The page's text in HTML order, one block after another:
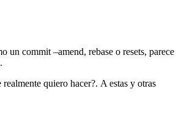
un commit –amend, rebase o resets, parece
quiero hacer?. A estas y otras